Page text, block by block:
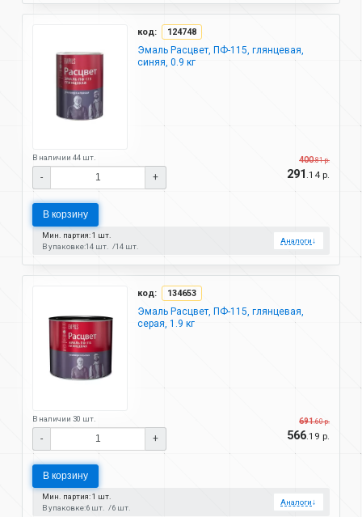
код: 124748
Эмаль Расцвет, ПФ-115, глянцевая,
синяя, 0.9 кг
В наличии 44 шт.
- +
400.81 р.
291 .14 р.
В корзину
Мин. партия: 1 шт.
В упаковке:14 шт. 14 шт.
Аналоги↓
код: 134653
Эмаль Расцвет, ПФ-115, глянцевая,
серая, 1.9 кг
В наличии 30 шт.
- +
691.60 р.
566.19 р.
В корзину
Мин. партия: 1 шт.
В упаковке:6 шт. 6 шт.
Аналоги↓